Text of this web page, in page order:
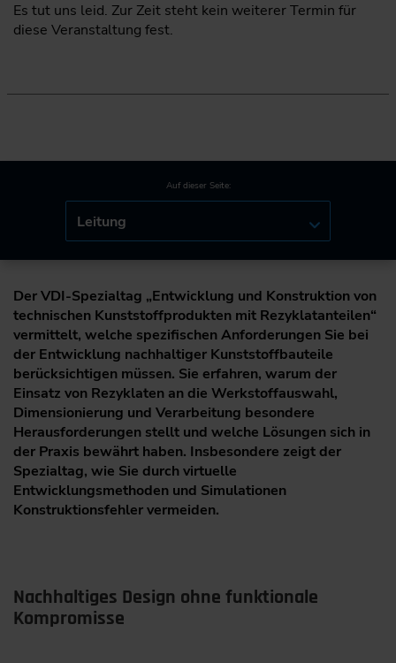
Es tut uns leid. Zur Zeit steht kein weiterer Termin für
diese Veranstaltung fest.
Auf dieser Seite:
Leitung
Der VDI-Spezialtag „Entwicklung und Konstruktion von
technischen Kunststoffprodukten mit Rezyklatanteilen“
vermittelt, welche spezifischen Anforderungen Sie bei
der Entwicklung nachhaltiger Kunststoffbauteile
berücksichtigen müssen. Sie erfahren, warum der
Einsatz von Rezyklaten an die Werkstoffauswahl,
Dimensionierung und Verarbeitung besondere
Herausforderungen stellt und welche Lösungen sich in
der Praxis bewährt haben. Insbesondere zeigt der
Spezialtag, wie Sie durch virtuelle
Entwicklungsmethoden und Simulationen
Konstruktionsfehler vermeiden.
Nachhaltiges Design ohne funktionale
Kompromisse